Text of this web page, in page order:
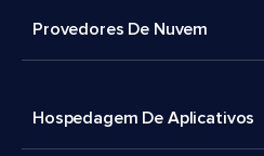
Provedores De Nuvem
Hospedagem De Aplicativos